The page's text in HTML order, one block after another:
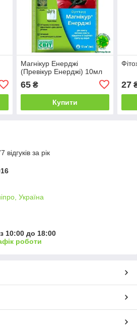
Магнікур Енерджі
(Превікур Енерджі) 10мл
65₴
Купити
27
за рік
Україна
10:00 до 18:00
роботи